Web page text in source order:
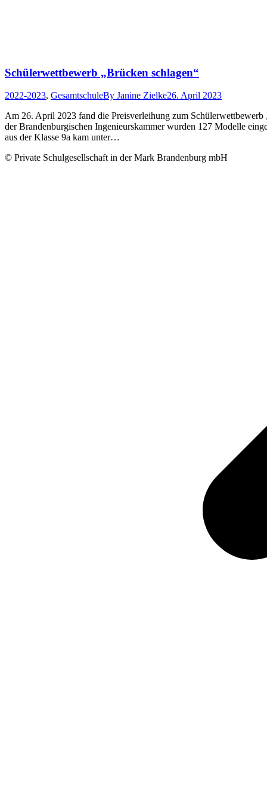
Schülerwettbewerb „Brücken schlagen“
2022-2023, GesamtschuleBy Janine Zielke26. April 2023
Am 26. April 2023 fand die Preisverleihung zum Schülerwettbewerb
der Brandenburgischen Ingenieurskammer wurden 127 Modelle
aus der Klasse 9a kam unter…
© Private Schulgesellschaft in der Mark Brandenburg mbH